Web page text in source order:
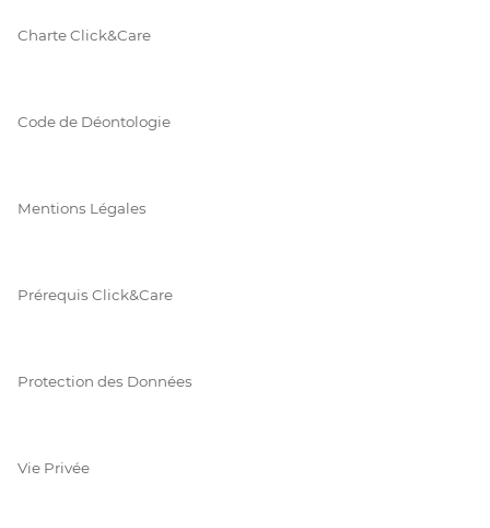
Charte Click&Care
Code de Déontologie
Mentions Légales
Prérequis Click&Care
Protection des Données
Vie Privée